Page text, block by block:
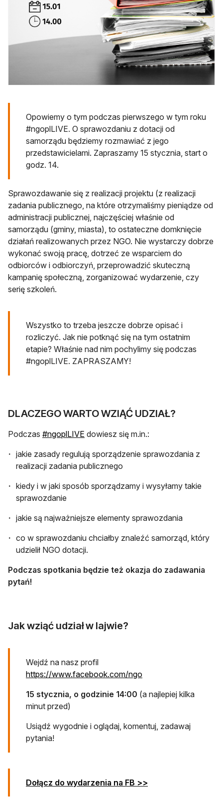
Opowiemy o tym podczas pierwszego w tym roku
#ngoplLIVE. O sprawozdaniu z dotacji od
samorządu będziemy rozmawiać z jego
przedstawicielami. Zapraszamy 15 stycznia, start o
godz. 14.
Sprawozdawanie się z realizacji projektu (z realizacji
zadania publicznego, na które otrzymaliśmy pieniądze od
administracji publicznej, najczęściej właśnie od
samorządu (gminy, miasta), to ostateczne domknięcie
działań realizowanych przez NGO. Nie wystarczy dobrze
wykonać swoją pracę, dotrzeć ze wsparciem do
odbiorców i odbiorczyń, przeprowadzić skuteczną
kampanię społeczną, zorganizować wydarzenie, czy
serię szkoleń.
Wszystko to trzeba jeszcze dobrze opisać i
rozliczyć. Jak nie potknąć się na tym ostatnim
etapie? Właśnie nad nim pochylimy się podczas
#ngoplLIVE. ZAPRASZAMY!
DLACZEGO WARTO WZIĄĆ UDZIAŁ?
Podczas #ngoplLIVE otwiera się w nowej karcie
dowiesz się m.in.:
jakie zasady regulują sporządzenie sprawozdania z
realizacji zadania publicznego
kiedy i w jaki sposób sporządzamy i wysyłamy takie
sprawozdanie
jakie są najważniejsze elementy sprawozdania
co w sprawozdaniu chciałby znaleźć samorząd, który
udzielił NGO dotacji.
Podczas spotkania będzie też okazja do zadawania
pytań!
Jak wziąć udział w lajwie?
Wejdź na nasz profil
https://www.facebook.com/ngo
15 stycznia, o godzinie 14:00 (a najlepiej kilka
minut przed)
Usiądź wygodnie i oglądaj, komentuj, zadawaj
pytania!
Dołącz do wydarzenia na FB >>